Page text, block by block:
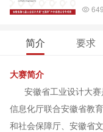
简介 要求
大赛简介
安徽省工业设计大
信息化厅联合安徽省教
和社会保障厅、安徽省